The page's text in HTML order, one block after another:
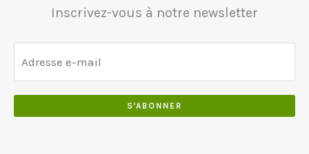
Inscrivez-vous à notre newsletter
S'ABONNER